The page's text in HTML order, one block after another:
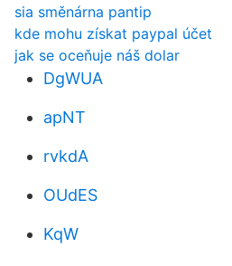
sia směnárna pantip
kde mohu získat paypal účet
jak se oceňuje náš dolar
DgWUA
apNT
rvkdA
OUdES
KqW